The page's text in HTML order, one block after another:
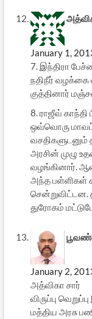
January 1,
7. இந்திரா
நதிநீர் வழக்கை
குத்தினார்
8. ராஜீவ்
ஒவ்வொரு
வசதிகளுடனும்
அரசின் முழு
வழங்கினார்.
அந்த பள்ளிகள்
சென்றுவிட்டன.
துரோகம்
January 2,
அத்விகா சார்
விருப்பு
மத்திய அரசு